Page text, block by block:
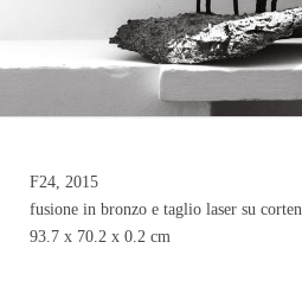
F24, 2015
fusione in bronzo e taglio laser su corten
93.7 x 70.2 x 0.2 cm